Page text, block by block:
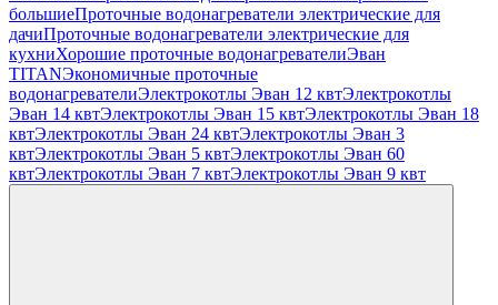
большиеПроточные водонагреватели электрические для
дачиПроточные водонагреватели электрические для
кухниХорошие проточные водонагревателиЭван
TITANЭкономичные проточные
водонагревателиЭлектрокотлы Эван 12 квтЭлектрокотлы
Эван 14 квтЭлектрокотлы Эван 15 квтЭлектрокотлы Эван 18
квтЭлектрокотлы Эван 24 квтЭлектрокотлы Эван 3
квтЭлектрокотлы Эван 5 квтЭлектрокотлы Эван 60
квтЭлектрокотлы Эван 7 квтЭлектрокотлы Эван 9 квт